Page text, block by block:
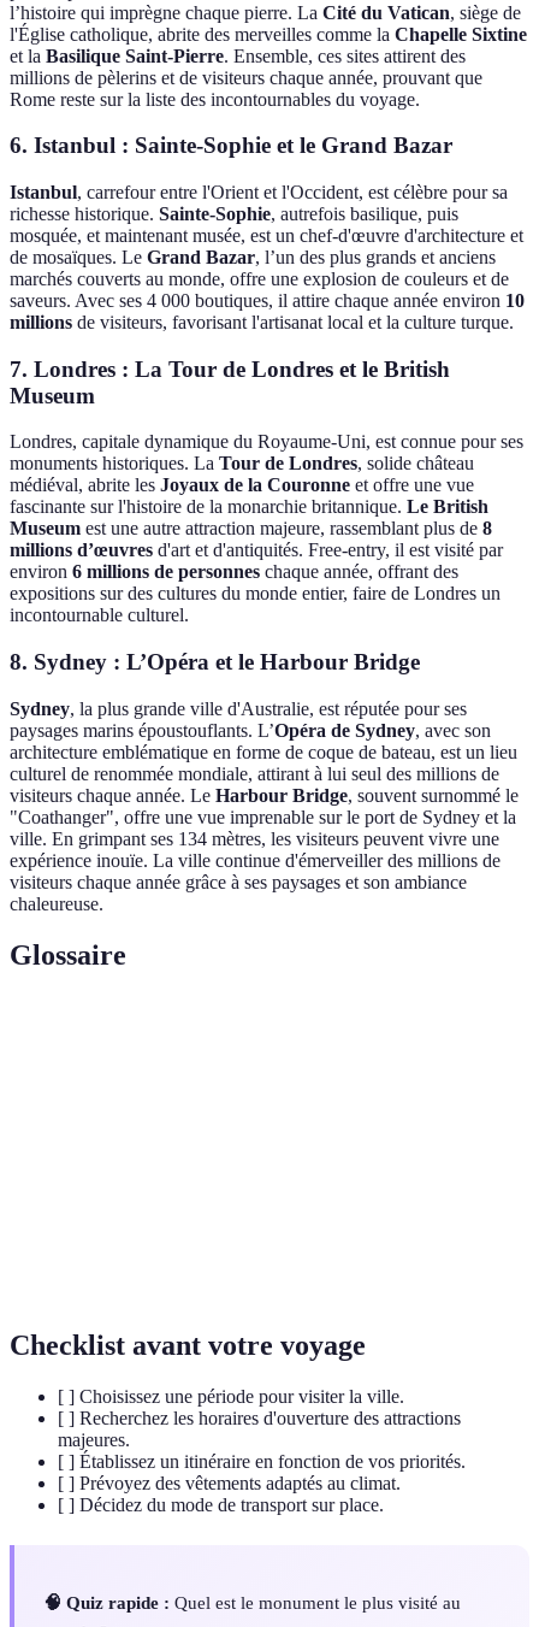
l’histoire qui imprègne chaque pierre. La Cité du Vatican, siège de
l'Église catholique, abrite des merveilles comme la Chapelle Sixtine
et la Basilique Saint-Pierre. Ensemble, ces sites attirent des
millions de pèlerins et de visiteurs chaque année, prouvant que
Rome reste sur la liste des incontournables du voyage.
6. Istanbul : Sainte-Sophie et le Grand Bazar
Istanbul, carrefour entre l'Orient et l'Occident, est célèbre pour sa
richesse historique. Sainte-Sophie, autrefois basilique, puis
mosquée, et maintenant musée, est un chef-d'œuvre d'architecture et
de mosaïques. Le Grand Bazar, l’un des plus grands et anciens
marchés couverts au monde, offre une explosion de couleurs et de
saveurs. Avec ses 4 000 boutiques, il attire chaque année environ 10
millions de visiteurs, favorisant l'artisanat local et la culture turque.
7. Londres : La Tour de Londres et le British
Museum
Londres, capitale dynamique du Royaume-Uni, est connue pour ses
monuments historiques. La Tour de Londres, solide château
médiéval, abrite les Joyaux de la Couronne et offre une vue
fascinante sur l'histoire de la monarchie britannique. Le British
Museum est une autre attraction majeure, rassemblant plus de 8
millions d’œuvres d'art et d'antiquités. Free-entry, il est visité par
environ 6 millions de personnes chaque année, offrant des
expositions sur des cultures du monde entier, faire de Londres un
incontournable culturel.
8. Sydney : L’Opéra et le Harbour Bridge
Sydney, la plus grande ville d'Australie, est réputée pour ses
paysages marins époustouflants. L’Opéra de Sydney, avec son
architecture emblématique en forme de coque de bateau, est un lieu
culturel de renommée mondiale, attirant à lui seul des millions de
visiteurs chaque année. Le Harbour Bridge, souvent surnommé le
"Coathanger", offre une vue imprenable sur le port de Sydney et la
ville. En grimpant ses 134 mètres, les visiteurs peuvent vivre une
expérience inouïe. La ville continue d'émerveiller des millions de
visiteurs chaque année grâce à ses paysages et son ambiance
chaleureuse.
Glossaire
Checklist avant votre voyage
[ ] Choisissez une période pour visiter la ville.
[ ] Recherchez les horaires d'ouverture des attractions
majeures.
[ ] Établissez un itinéraire en fonction de vos priorités.
[ ] Prévoyez des vêtements adaptés au climat.
[ ] Décidez du mode de transport sur place.
🧠 Quiz rapide : Quel est le monument le plus visité au